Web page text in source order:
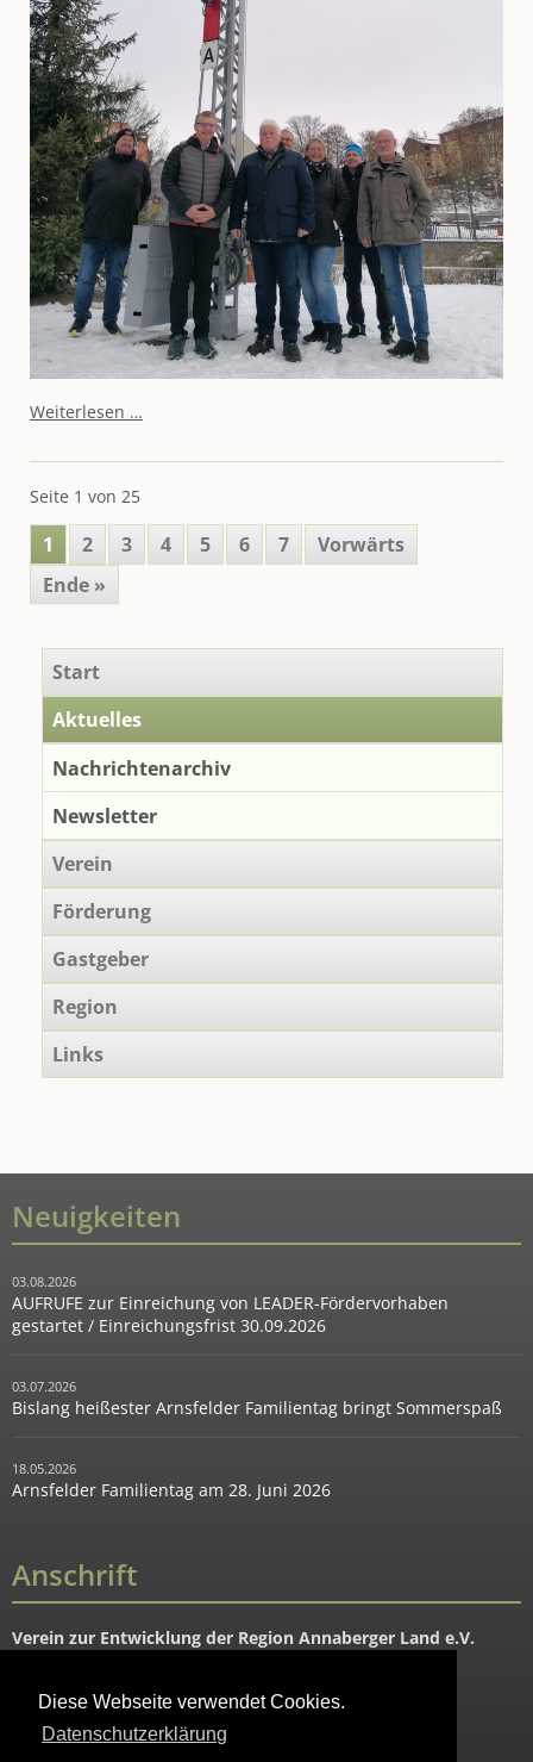
Diese Webseite verwendet Cookies.
Datenschutzerklärung
Weiterlesen …
Weipert
-
30.
Vereinspreis
Grenze
Seite 1 von 25
1 2 3 4 5 6 7
Vorwärts
Ende »
überspringen
Start
Aktuelles
Nachrichtenarchiv
Newsletter
Verein
Förderung
Gastgeber
Region
Links
Neuigkeiten
03.08.2026
AUFRUFE zur Einreichung von LEADER-Fördervorhaben
gestartet / Einreichungsfrist 30.09.2026
03.07.2026
Bislang heißester Arnsfelder Familientag bringt Sommerspaß
18.05.2026
Arnsfelder Familientag am 28. Juni 2026
Anschrift
Verein zur Entwicklung der Region Annaberger Land e.V.
09456 Mildenau OT Arnsfeld
Tel. 037343-88644